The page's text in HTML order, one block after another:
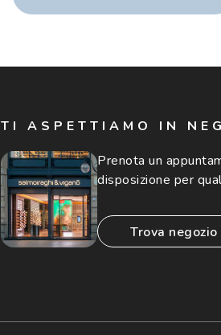
TI ASPETTIAMO IN
Prenota un
disposizione per
trova negozio